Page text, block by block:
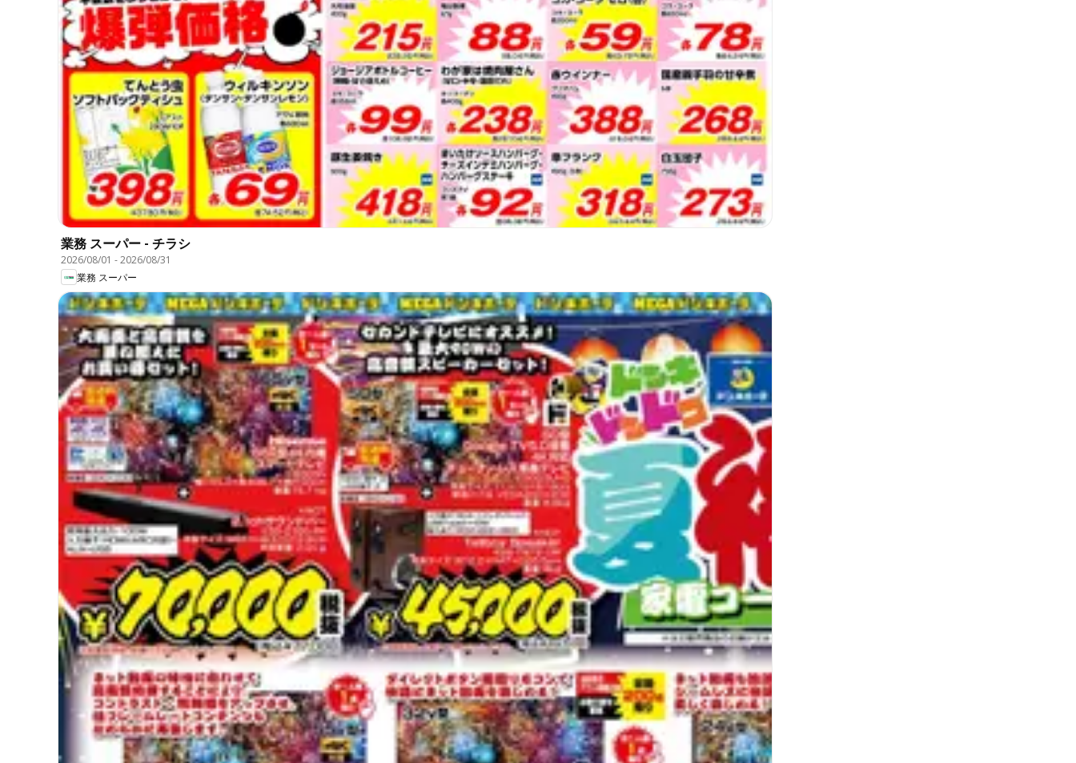
業務 スーパー - チラシ
2026/08/01 -2026/08/31
業務 スーパー